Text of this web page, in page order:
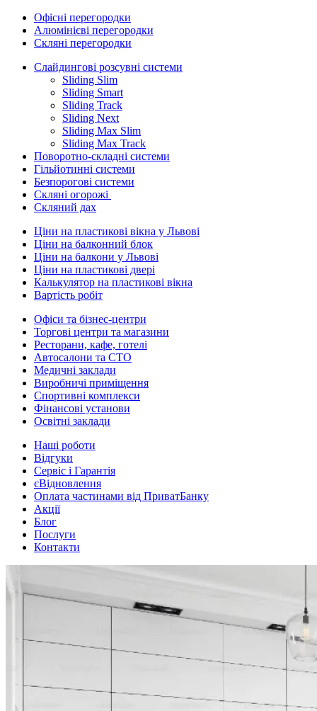
Офісні перегородки
Алюмінієві перегородки
Скляні перегородки
Слайдингові розсувні системи
Sliding Slim
Sliding Smart
Sliding Track
Sliding Next
Sliding Max Slim
Sliding Max Track
Поворотно-складні системи
Гільйотинні системи
Безпорогові системи
Скляні огорожі
Скляний дах
Ціни на пластикові вікна у Львові
Ціни на балконний блок
Ціни на балкони у Львові
Ціни на пластикові двері
Калькулятор на пластикові вікна
Вартість робіт
Офіси та бізнес-центри
Торгові центри та магазини
Ресторани, кафе, готелі
Автосалони та СТО
Медичні заклади
Виробничі приміщення
Спортивні комплекси
Фінансові установи
Освітні заклади
Наші роботи
Відгуки
Сервіс і Гарантія
єВідновлення
Оплата частинами від ПриватБанку
Акції
Блог
Послуги
Контакти